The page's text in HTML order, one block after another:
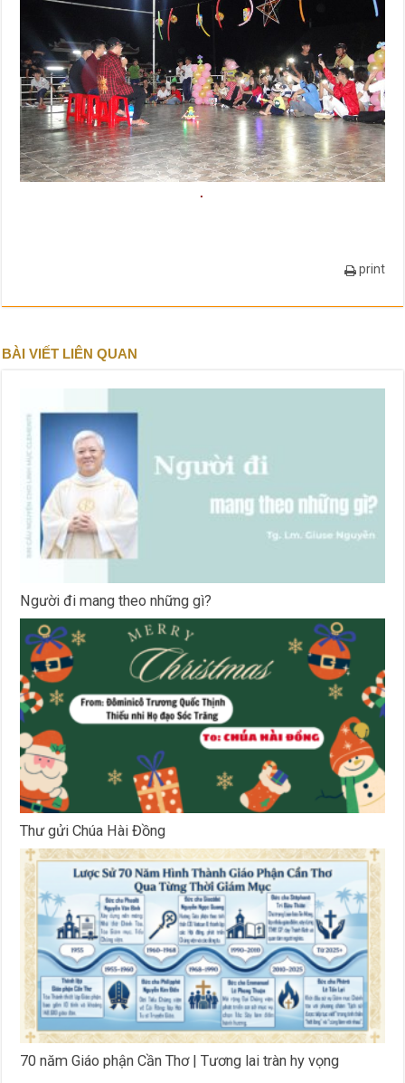
.
print
BÀI VIẾT LIÊN QUAN
Người đi mang theo những gì?
Thư gửi Chúa Hài Đồng
70 năm Giáo phận Cần Thơ | Tương lai tràn hy vọng